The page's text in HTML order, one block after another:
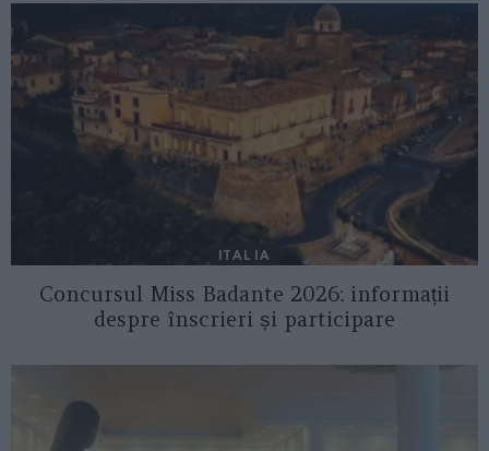
ITALIA
Concursul Miss Badante 2026: informații
despre înscrieri și participare